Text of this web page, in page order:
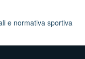
e normativa sportiva